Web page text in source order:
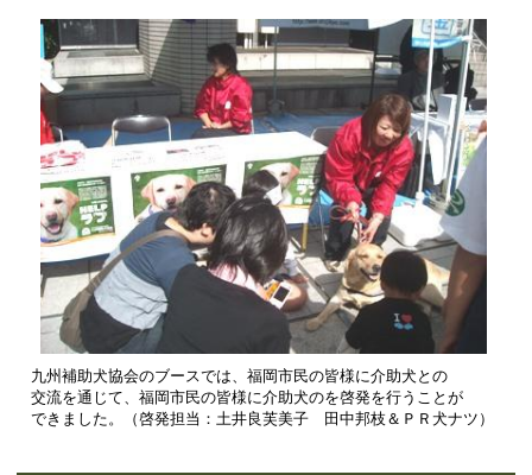
九州補助犬協会のブースでは、福岡市民の皆様に介助犬との
交流を通じて、福岡市民の皆様に介助犬のを啓発を行うことが
できました。（啓発担当：土井良芙美子 田中邦枝＆ＰＲ犬ナツ）